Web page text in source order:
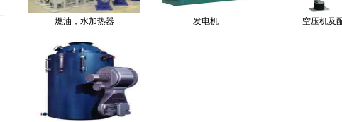
燃油，水加热器 发电机 空压机及